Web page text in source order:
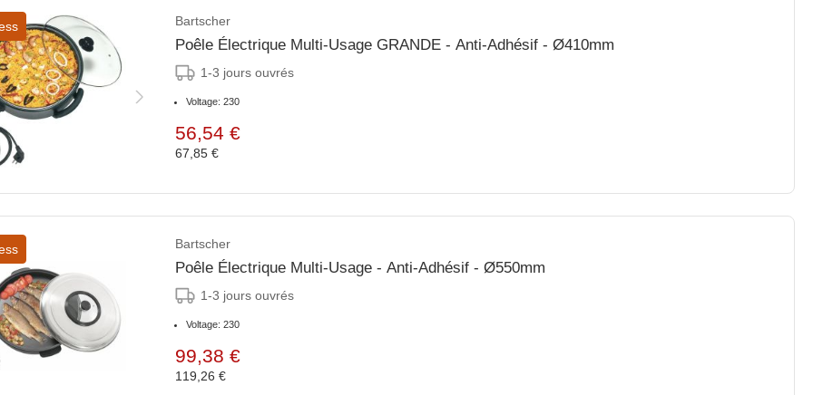
Bartscher
Poêle Électrique Multi-Usage GRANDE - Anti-Adhésif - Ø410mm
1-3 jours ouvrés
Voltage: 230
56,54 €
67,85 €
Bartscher
Poêle Électrique Multi-Usage - Anti-Adhésif - Ø550mm
1-3 jours ouvrés
Voltage: 230
99,38 €
119,26 €